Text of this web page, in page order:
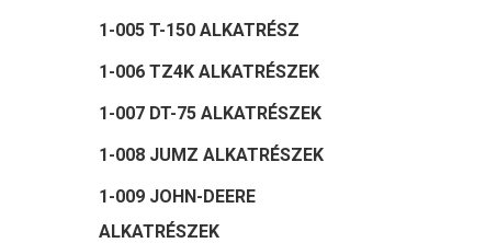
1-005 T-150 ALKATRÉSZ
1-006 TZ4K ALKATRÉSZEK
1-007 DT-75 ALKATRÉSZEK
1-008 JUMZ ALKATRÉSZEK
1-009 JOHN-DEERE
ALKATRÉSZEK